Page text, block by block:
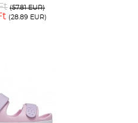
(57.81 EUR)
(28.89 EUR)